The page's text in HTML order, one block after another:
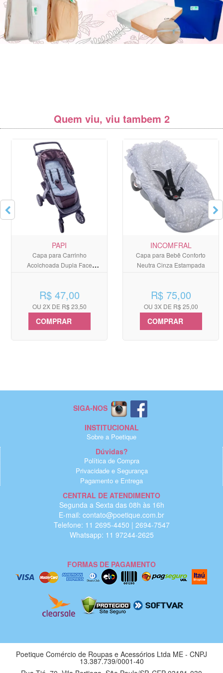
Quem viu, viu tambem 2
PAPI
Capa para Carrinho
Acolchoada Dupla Face
R$ 47,00
OU 2X DE R$ 23,50
COMPRAR
INCOMFRAL
Capa para Bebê Conforto
Neutra Cinza Estampada
R$ 75,00
OU 3X DE R$ 25,00
COMPRAR
SIGA-NOS
INSTITUCIONAL
Sobre a Poetique
Dúvidas?
Política de Compra
Privacidade e Segurança
Pagamento e Entrega
CENTRAL DE ATENDIMENTO
Segunda a Sexta das 08h às 16h
E-mail: contato@poetique.com.br
Telefone: 11 2695-4450 | 2694-7547
Whatsapp: 11 97244-2625
FORMAS DE PAGAMENTO
Poetique Comércio de Roupas e Acessórios Ltda ME - CNPJ
13.387.739/0001-40